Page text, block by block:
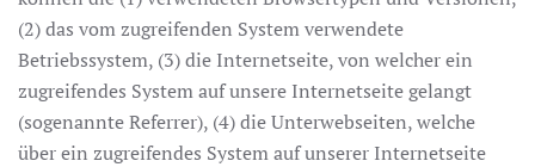
(2) das vom zugreifenden System verwendete
Betriebssystem, (3) die Internetseite, von welcher ein
zugreifendes System auf unsere Internetseite gelangt
(sogenannte Referrer), (4) die Unterwebseiten, welche
über ein zugreifendes System auf unserer Internetseite